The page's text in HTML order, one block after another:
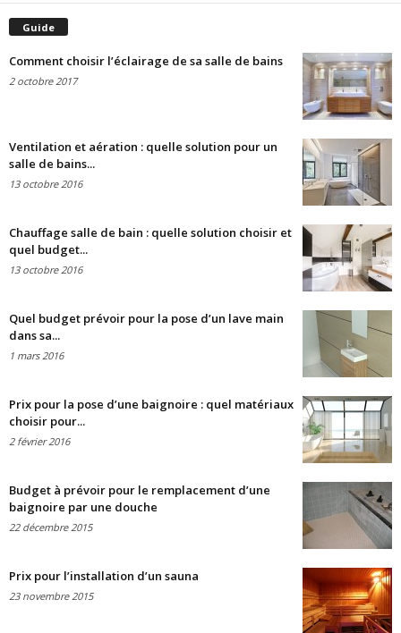
Guide
Comment choisir l’éclairage de sa salle de bains
2 octobre 2017
Ventilation et aération : quelle solution pour un
salle de bains...
13 octobre 2016
Chauffage salle de bain : quelle solution choisir et
quel budget...
13 octobre 2016
Quel budget prévoir pour la pose d’un lave main
dans sa...
1 mars 2016
Prix pour la pose d’une baignoire : quel matériaux
choisir pour...
2 février 2016
Budget à prévoir pour le remplacement d’une
baignoire par une douche
22 décembre 2015
Prix pour l’installation d’un sauna
23 novembre 2015